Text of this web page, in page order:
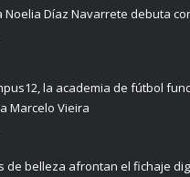
Noelia Díaz Navarrete debuta
la academia de fútbol
Marcelo Vieira
de belleza afrontan el fichaje